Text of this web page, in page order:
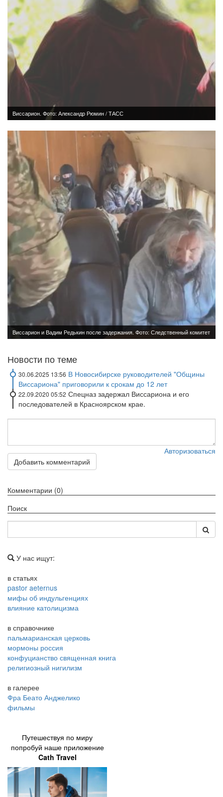
Новости по теме
30.06.2025 13:56 В Новосибирске руководителей "Общины
Виссариона" приговорили к срокам до 12 лет
22.09.2020 05:52 Спецназ задержал Виссариона и его
последователей в Красноярском крае.
Авторизоваться
Добавить комментарий
Комментарии (0)
Поиск
У нас ищут:
в статьях
pastor aeternus
мифы об индульгенциях
влияние католицизма
в справочнике
пальмарианская церковь
мормоны россия
конфуцианство священная книга
религиозный нигилизм
в галерее
Фра Беато Анджелико
фильмы
Путешествуя по миру
попробуй наше приложение
Cath Travel